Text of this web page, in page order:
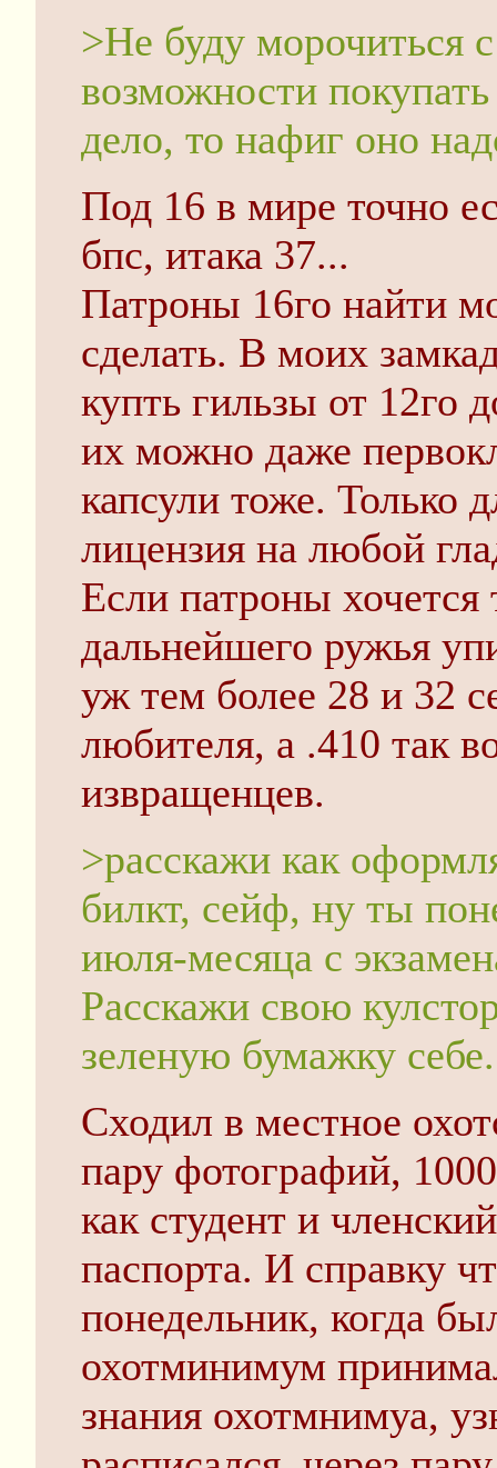
>Не буду морочиться
возможности
дело, то нафиг оно
Под 16 в мире точно
бпс, итака 37...
Патроны 16го найти
сделать. В моих
купть гильзы от 12го
их можно даже
капсули тоже. Только
лицензия на любой
Если патроны хочется
дальнейшего ружья
уж тем более 28 и 32
любителя, а .410 так
извращенцев.
>расскажи как
билкт, сейф, ну ты
июля-месяца с
Расскажи свою
зеленую бумажку себе.
Сходил в местное
пару фотографий,
как студент и
паспорта. И справку
понедельник, когда
охотминимум
знания охотмнимуа,